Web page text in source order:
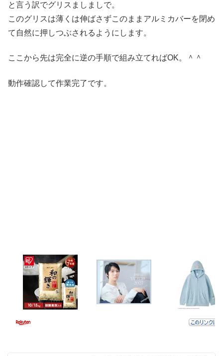
と言う訳でグリスましましで。
このグリスは薄くは伸ばさずこのままアルミカバーを閉め
て自然に押しつぶされるようにします。
ここから先は完全に逆の手順で組み立てればOK。＾＾
動作確認して作業完了です。